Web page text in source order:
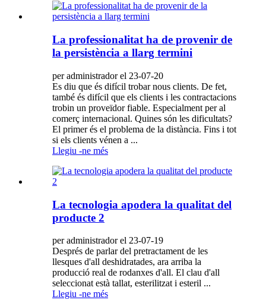
La professionalitat ha de provenir de
la persistència a llarg termini
per administrador el 23-07-20
Es diu que és difícil trobar nous clients. De fet,
també és difícil que els clients i les contractacions
trobin un proveïdor fiable. Especialment per al
comerç internacional. Quines són les dificultats?
El primer és el problema de la distància. Fins i tot
si els clients vénen a ...
Llegiu -ne més
La tecnologia apodera la qualitat del
producte 2
per administrador el 23-07-19
Després de parlar del pretractament de les
llesques d'all deshidratades, ara arriba la
producció real de rodanxes d'all. El clau d'all
seleccionat està tallat, esterilitzat i esteril ...
Llegiu -ne més